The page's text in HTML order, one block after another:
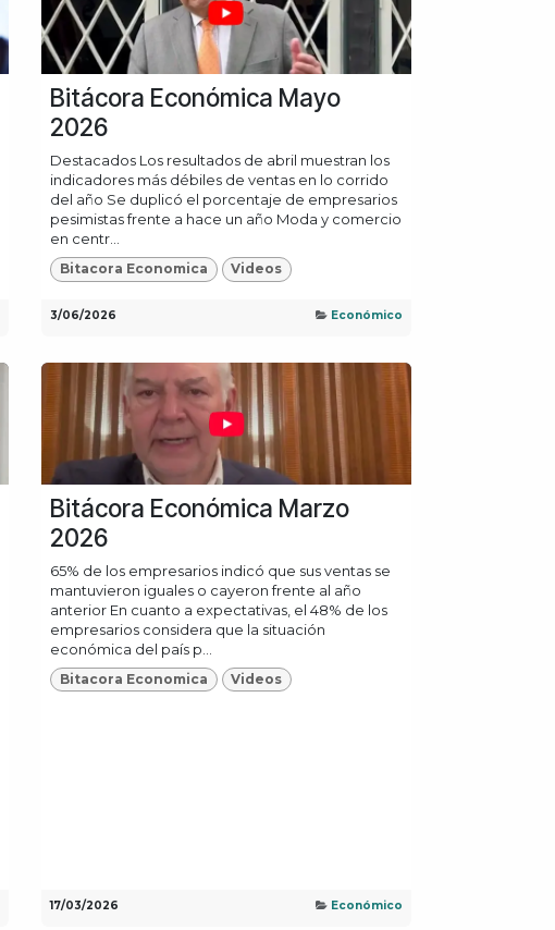
Bitácora Económica Mayo
2026
Destacados Los resultados de abril muestran los
indicadores más débiles de ventas en lo corrido
del año Se duplicó el porcentaje de empresarios
pesimistas frente a hace un año Moda y comercio
en centr...
Bitacora Economica Videos
3/06/2026 Económico
Bitácora Económica Marzo
2026
65% de los empresarios indicó que sus ventas se
mantuvieron iguales o cayeron frente al año
anterior En cuanto a expectativas, el 48% de los
empresarios considera que la situación
económica del país p...
Bitacora Economica Videos
17/03/2026 Económico